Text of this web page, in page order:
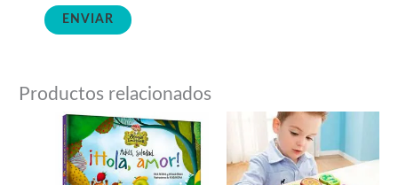
Productos relacionados